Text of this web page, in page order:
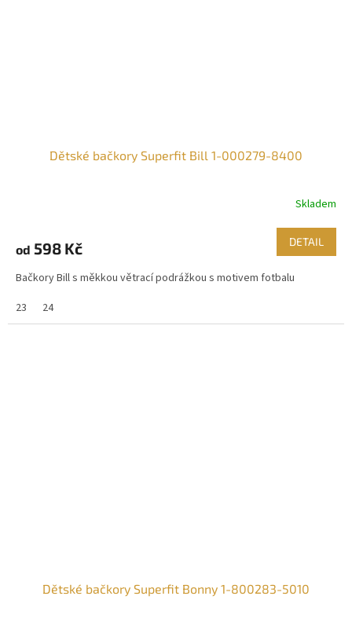
Dětské bačkory Superfit Bill 1-000279-8400
Skladem
od 598 Kč DETAIL
Bačkory Bill s měkkou větrací podrážkou s motivem fotbalu
23
24
Dětské bačkory Superfit Bonny 1-800283-5010